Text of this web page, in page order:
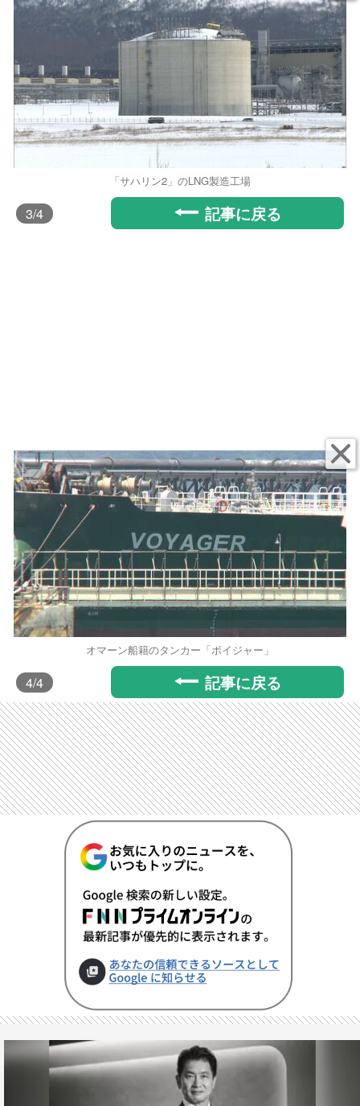
「サハリン2」のLNG製造工場
3/4 記事に戻る
オマーン船籍のタンカー「ボイジャー」
4/4 記事に戻る